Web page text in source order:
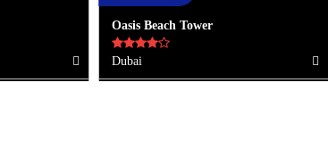
Oasis Beach Tower
Dubai